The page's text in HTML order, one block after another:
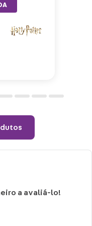
e
a lava-
se de um
a avaliá-lo!